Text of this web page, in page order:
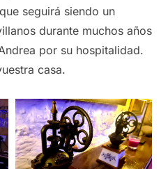
seguirá siendo un
durante muchos años
por su hospitalidad.
casa.